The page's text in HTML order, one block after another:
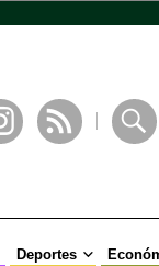
Deportes